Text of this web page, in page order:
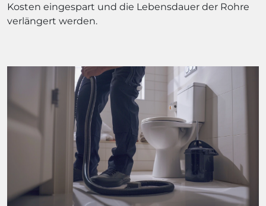
Kosten eingespart und die Lebensdauer der Rohre
verlängert werden.